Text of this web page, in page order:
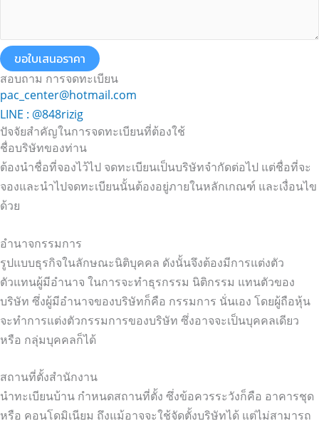
ขอใบเสนอราคา
สอบถาม การจดทะเบียน
pac_center@hotmail.com
LINE : @848rizig
ปัจจัยสำคัญในการจดทะเบียนที่ต้องใช้
ชื่อบริษัทของท่าน
ต้องนำชื่อที่จองไว้ไป จดทะเบียนเป็นบริษัทจำกัดต่อไป แต่ชื่อที่จะ
จองและนำไปจดทะเบียนนั้นต้องอยู่ภายในหลักเกณฑ์ และเงื่อนไข
ด้วย
อำนาจกรรมการ
รูปแบบธุรกิจในลักษณะนิติบุคคล ดังนั้นจึงต้องมีการแต่งตัว
ตัวแทนผู้มีอำนาจ ในการจะทำธุรกรรม นิติกรรม แทนตัวของ
บริษัท ซึ่งผู้มีอำนาจของบริษัทก็คือ กรรมการ นั่นเอง โดยผู้ถือหุ้น
จะทำการแต่งตัวกรรมการของบริษัท ซึ่งอาจจะเป็นบุคคลเดียว
หรือ กลุ่มบุคคลก็ได้
สถานที่ตั้งสำนักงาน
นำทะเบียนบ้าน กำหนดสถานที่ตั้ง ซึ่งข้อควรระวังก็คือ อาคารชุด
หรือ คอนโดมิเนียม ถึงแม้อาจจะใช้จัดตั้งบริษัทได้ แต่ไม่สามารถ